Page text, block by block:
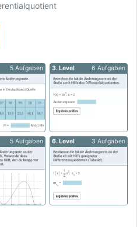
5 Aufgaben 3. Level 6 Aufgaben
5 Aufgaben 6. Level 3 Aufgaben